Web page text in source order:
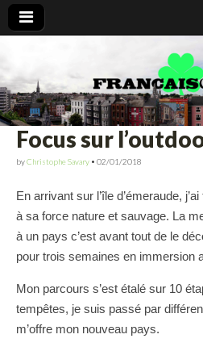
Francais Cork
Focus sur
byChristophe Savary • 02/01/2018
En arrivant sur l’île d’émeraude,
à sa force nature et sauvage. La
à un pays c’est avant tout de le
pour trois semaines en immersion
Mon parcours s’est étalé sur 10
tempêtes, je suis passé par
m’offre mon nouveau pays.